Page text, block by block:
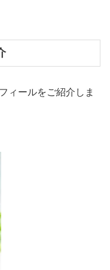
ィールをご紹介しま